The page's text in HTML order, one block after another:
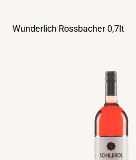
Wunderlich Rossbacher 0,7lt